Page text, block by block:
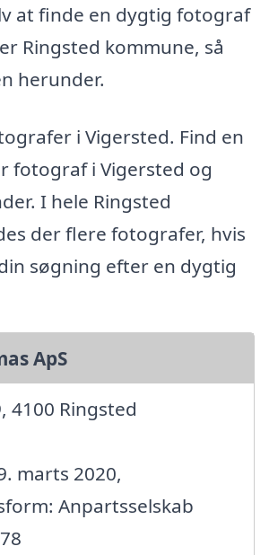
at finde en dygtig fotograf
Ringsted kommune, så
herunder.
i Vigersted. Find en
fotograf i Vigersted og
I hele Ringsted
der flere fotografer, hvis
søgning efter en dygtig
ApS
4100 Ringsted
marts 2020,
Anpartsselskab